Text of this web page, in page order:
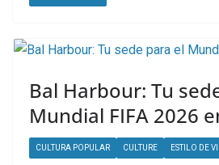
Bal Harbour: Tu
Mundial FIFA 2026
CULTURA POPULAR CULTURE ESTILO DE